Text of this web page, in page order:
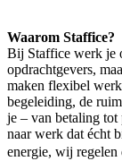
Waarom Staffice?
Bij Staffice werk je
opdrachtgevers,
maken flexibel
begeleiding, de
je – van betaling
naar werk dat écht
energie, wij regelen